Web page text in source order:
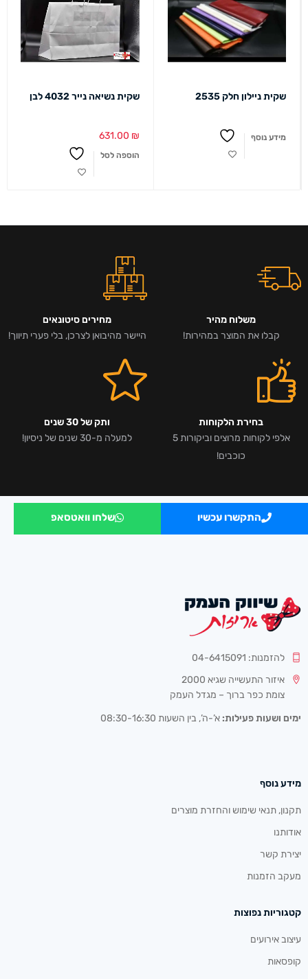
שקית ניילון חלק 2535
מידע נוסף
שקית נשיאה נייר 4032 לבן
631.00 ₪
הוספה לסל
משלוח מהיר
קבלו את המוצר במהירות!
מחירים סיטונאים
היישר מהיבואן לצרכן, בלי פערי תיווך!
בחירת הלקוחות
אלפי לקוחות מרוצים וביקורות 5
כוכבים!
ותק של 30 שנים
למעלה מ-30 שנים של ניסיון!
התקשרו עכשיו שלחו וואטסאפ
להזמנות: 04-6415091
איזור התעשייה שגיא 2000
צומת כפר ברוך – מגדל העמק
ימים ושעות פעילות: א’-ה’, בין השעות 08:30-16:30
מידע נוסף
תקנון, תנאי שימוש והחזרת מוצרים
אודותנו
יצירת קשר
מעקב הזמנות
קטגוריות נפוצות
עיצוב אירועים
קופסאות